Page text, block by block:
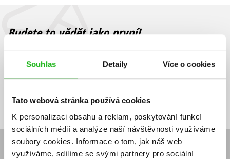
Souhlas Detaily Více o cookies
Tato webová stránka používá cookies
K personalizaci obsahu a reklam, poskytování funkcí
sociálních médií a analýze naší návštěvnosti využíváme
soubory cookies. Informace o tom, jak náš web
využíváme, sdílíme se svými partnery pro sociální
Budete to vědět jako první!
Zajímá Vás, jaký knižní hit právě vychází, na jaké zboží je výhodná
sleva, jaká běží soutěž o ceny? Přihlášením k odběru našich e-
souhlasíte se zpracováním osobních údajů
mailová
adresa
mailová
adresa
Vaše e-mailová adresa Přihlásit se
E-SHOP